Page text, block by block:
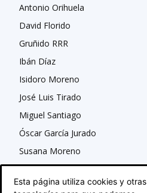
Antonio Orihuela
David Florido
Gruñido RRR
Ibán Díaz
Isidoro Moreno
José Luis Tirado
Miguel Santiago
Óscar García Jurado
Susana Moreno
Esta página utiliza cookies y otras